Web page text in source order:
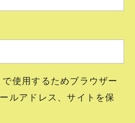
使用するためブラウザー
ルアドレス、サイトを保